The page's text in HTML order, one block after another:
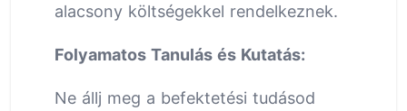
alacsony költségekkel rendelkeznek.
Folyamatos Tanulás és Kutatás:
Ne állj meg a befektetési tudásod